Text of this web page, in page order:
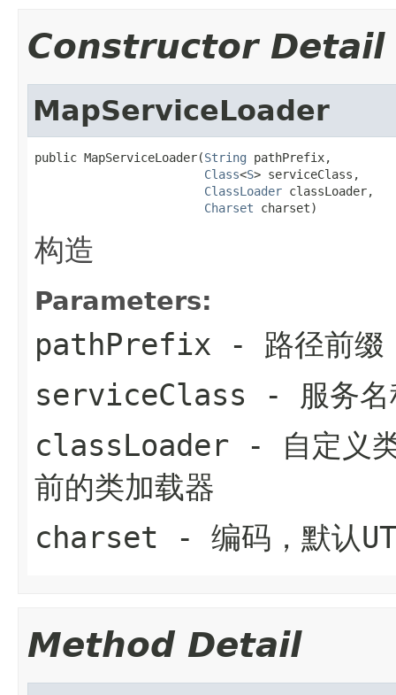
Constructor Detail
MapServiceLoader
public MapServiceLoader(String pathPrefix,
Class<S> serviceClass,
ClassLoader classLoader,
Charset charset)
构造
Parameters:
pathPrefix - 路径前缀
serviceClass - 服务名
classLoader - 自定义
前的类加载器
charset - 编码，默认
Method Detail